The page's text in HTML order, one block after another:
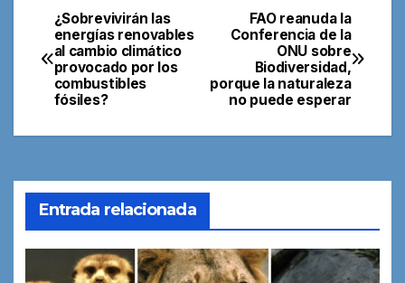
Navegación
de
entradas
FAO reanuda la
Conferencia de la
ONU sobre
Biodiversidad,
porque la naturaleza
no puede esperar
¿Sobrevivirán las
energías renovables
al cambio climático
provocado por los
combustibles
fósiles?
Entrada relacionada